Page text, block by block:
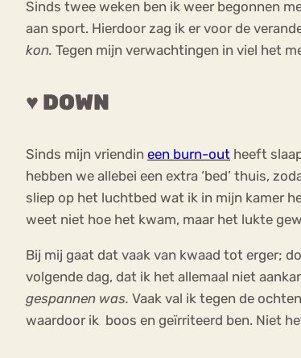
Sinds twee weken ben ik weer begonnen
aan sport. Hierdoor zag ik er voor de
kon. Tegen mijn verwachtingen in viel het
♥ DOWN
Sinds mijn vriendin een burn-out heeft
hebben we allebei een extra ‘bed’ thuis,
sliep op het luchtbed wat ik in mijn kamer
weet niet hoe het kwam, maar het lukte
Bij mij gaat dat vaak van kwaad tot erger;
volgende dag, dat ik het allemaal niet
gespannen was. Vaak val ik tegen de
waardoor ik boos en geïrriteerd ben. Niet